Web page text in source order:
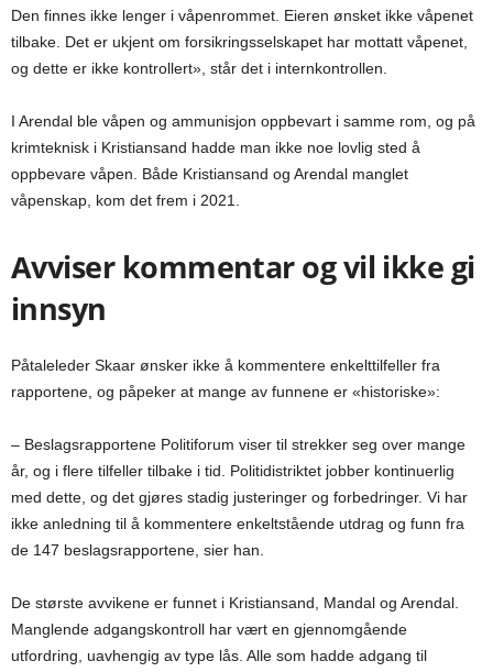
Den finnes ikke lenger i våpenrommet. Eieren ønsket ikke våpenet
tilbake. Det er ukjent om forsikringsselskapet har mottatt våpenet,
og dette er ikke kontrollert», står det i internkontrollen.
I Arendal ble våpen og ammunisjon oppbevart i samme rom, og på
krimteknisk i Kristiansand hadde man ikke noe lovlig sted å
oppbevare våpen. Både Kristiansand og Arendal manglet
våpenskap, kom det frem i 2021.
Avviser kommentar og vil ikke gi
innsyn
Påtaleleder Skaar ønsker ikke å kommentere enkelttilfeller fra
rapportene, og påpeker at mange av funnene er «historiske»:
– Beslagsrapportene Politiforum viser til strekker seg over mange
år, og i flere tilfeller tilbake i tid. Politidistriktet jobber kontinuerlig
med dette, og det gjøres stadig justeringer og forbedringer. Vi har
ikke anledning til å kommentere enkeltstående utdrag og funn fra
de 147 beslagsrapportene, sier han.
De største avvikene er funnet i Kristiansand, Mandal og Arendal.
Manglende adgangskontroll har vært en gjennomgående
utfordring, uavhengig av type lås. Alle som hadde adgang til